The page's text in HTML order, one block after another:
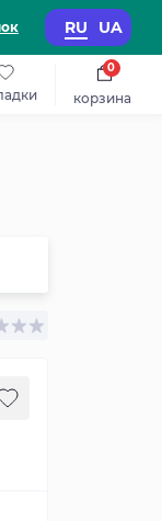
RU UA
корзина
0